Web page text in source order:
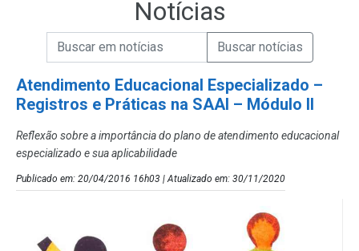
Notícias
Campo de Busca de Notícias
Campo de Busca de informaçõesEnviar a Busca de Notícias
Atendimento Educacional Especializado –
Registros e Práticas na SAAI – Módulo II
Reflexão sobre a importância do plano de atendimento educacional
especializado e sua aplicabilidade
Publicado em: 20/04/2016 16h03 | Atualizado em: 30/11/2020